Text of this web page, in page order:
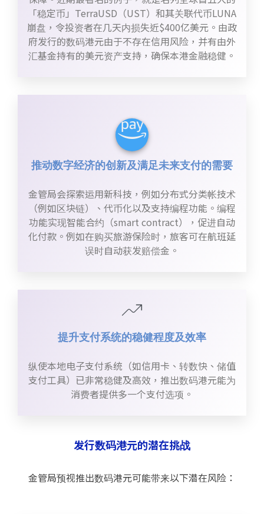
「稳定币」TerraUSD（UST）和其关联代币LUNA
崩盘，令投资者在几天内损失近$400亿美元。由政
府发行的数码港元由于不存在信用风险，并有由外
汇基金持有的美元资产支持，确保本港金融稳健。
推动数字经济的创新及满足未来支付的需要
金管局会探索运用新科技，例如分布式分类帐技术
（例如区块链）、代币化以及支持编程功能。编程
功能实现智能合约（smart contract），促进自动
化付款。例如在购买旅游保险时，旅客可在航班延
误时自动获发赔偿金。
提升支付系统的稳健程度及效率
纵使本地电子支付系统（如信用卡、转数快、储值
支付工具）已非常稳健及高效，推出数码港元能为
消费者提供多一个支付选项。
发行数码港元的潜在挑战
金管局预视推出数码港元可能带来以下潜在风险：